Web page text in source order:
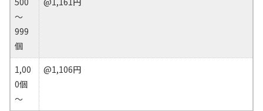
～
999
個
1,00
0個
～
@1,106円